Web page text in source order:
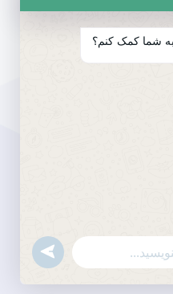
شما کمک کنم؟
undefined